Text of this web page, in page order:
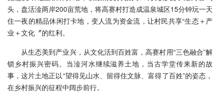
头，盘活淦两岸200亩荒地，将高赛村打造成温泉城区15分钟玩一天
住一夜的精品休闲打卡地，变人流为资金流，让村民共享“生态＋产
业＋文化〞的红利。
从生态美到产业兴，从文化活到百姓富，高赛村用“三色融合”解
锁乡村振兴密码。当淦河水继续滋养土地，当古学堂传来新的故
事，这片土地正以“望得见山水、留得住文脉、富得了百姓”的姿态，
在乡村振兴的征程中阔步前行。